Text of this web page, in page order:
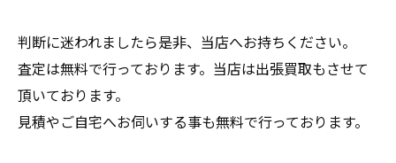
判断に迷われましたら是非、当店へお持ちください。
査定は無料で行っております。当店は出張買取もさせて
頂いております。
見積やご自宅へお伺いする事も無料で行っております。